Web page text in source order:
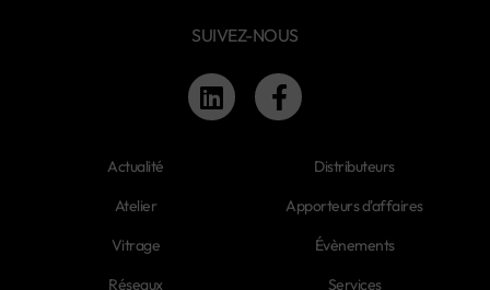
SUIVEZ-NOUS
Actualité
Atelier
Vitrage
Réseaux
Distributeurs
Apporteurs d'affaires
Évènements
Services